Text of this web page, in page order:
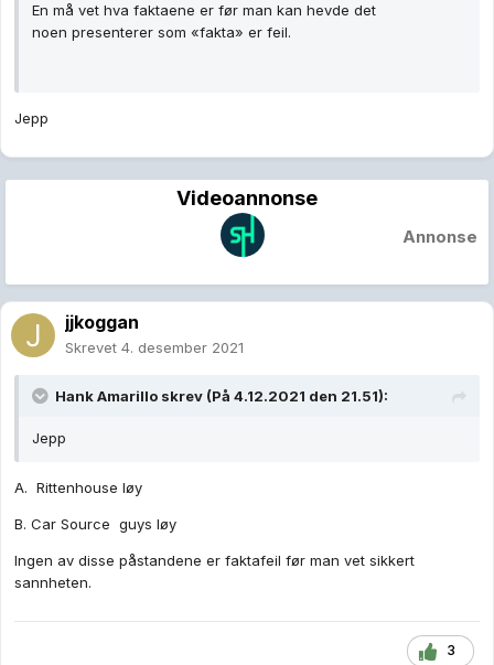
En må vet hva faktaene er før man kan hevde det
noen presenterer som «fakta» er feil.
Jepp
Videoannonse
Annonse
jjkoggan
Skrevet 4. desember 2021
Hank Amarillo skrev (På 4.12.2021 den 21.51):
Jepp
A. Rittenhouse løy
B. Car Source guys løy
Ingen av disse påstandene er faktafeil før man vet sikkert
sannheten.
3